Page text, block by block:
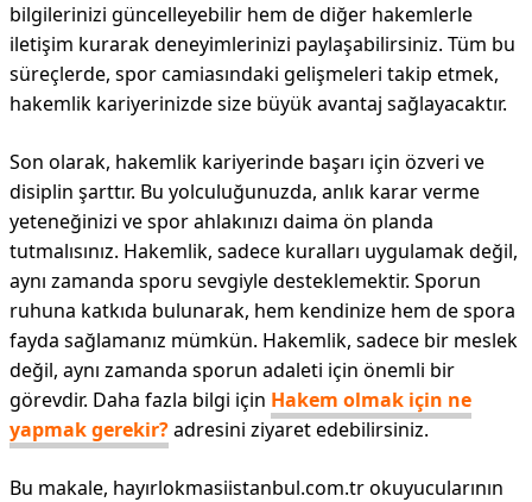
bilgilerinizi güncelleyebilir hem de diğer hakemlerle
iletişim kurarak deneyimlerinizi paylaşabilirsiniz. Tüm bu
süreçlerde, spor camiasındaki gelişmeleri takip etmek,
hakemlik kariyerinizde size büyük avantaj sağlayacaktır.
Son olarak, hakemlik kariyerinde başarı için özveri ve
disiplin şarttır. Bu yolculuğunuzda, anlık karar verme
yeteneğinizi ve spor ahlakınızı daima ön planda
tutmalısınız. Hakemlik, sadece kuralları uygulamak değil,
aynı zamanda sporu sevgiyle desteklemektir. Sporun
ruhuna katkıda bulunarak, hem kendinize hem de spora
fayda sağlamanız mümkün. Hakemlik, sadece bir meslek
değil, aynı zamanda sporun adaleti için önemli bir
görevdir. Daha fazla bilgi için Hakem olmak için ne
yapmak gerekir?adresini ziyaret edebilirsiniz.
Bu makale, hayırlokmasiistanbul.com.tr okuyucularının